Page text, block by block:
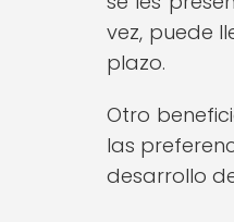
vez, puede
plazo.
Otro
las
desarrollo